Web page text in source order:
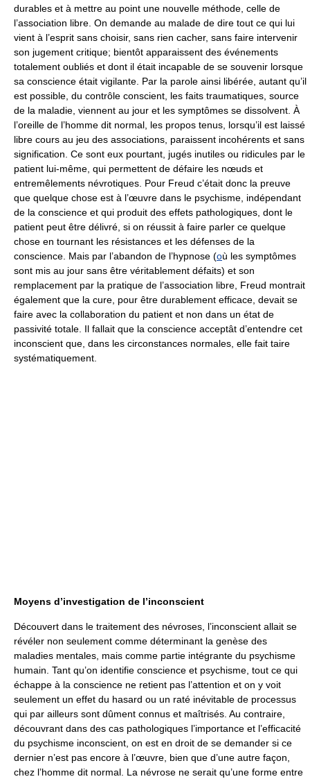
durables et à mettre au point une nouvelle méthode, celle de
l’association libre. On demande au malade de dire tout ce qui lui
vient à l’esprit sans choisir, sans rien cacher, sans faire intervenir
son jugement critique; bientôt apparaissent des événements
totalement oubliés et dont il était incapable de se souvenir lorsque
sa conscience était vigilante. Par la parole ainsi libérée, autant qu’il
est possible, du contrôle conscient, les faits traumatiques, source
de la maladie, viennent au jour et les symptômes se dissolvent. À
l’oreille de l’homme dit normal, les propos tenus, lorsqu’il est laissé
libre cours au jeu des associations, paraissent incohérents et sans
signification. Ce sont eux pourtant, jugés inutiles ou ridicules par le
patient lui-même, qui permettent de défaire les nœuds et
entremêlements névrotiques. Pour Freud c’était donc la preuve
que quelque chose est à l’œuvre dans le psychisme, indépendant
de la conscience et qui produit des effets pathologiques, dont le
patient peut être délivré, si on réussit à faire parler ce quelque
chose en tournant les résistances et les défenses de la
conscience. Mais par l’abandon de l’hypnose (où les symptômes
sont mis au jour sans être véritablement défaits) et son
remplacement par la pratique de l’association libre, Freud montrait
également que la cure, pour être durablement efficace, devait se
faire avec la collaboration du patient et non dans un état de
passivité totale. Il fallait que la conscience acceptât d’entendre cet
inconscient que, dans les circonstances normales, elle fait taire
systématiquement.
Moyens d’investigation de l’inconscient
Découvert dans le traitement des névroses, l’inconscient allait se
révéler non seulement comme déterminant la genèse des
maladies mentales, mais comme partie intégrante du psychisme
humain. Tant qu’on identifie conscience et psychisme, tout ce qui
échappe à la conscience ne retient pas l’attention et on y voit
seulement un effet du hasard ou un raté inévitable de processus
qui par ailleurs sont dûment connus et maîtrisés. Au contraire,
découvrant dans des cas pathologiques l’importance et l’efficacité
du psychisme inconscient, on est en droit de se demander si ce
dernier n’est pas encore à l’œuvre, bien que d’une autre façon,
chez l’homme dit normal. La névrose ne serait qu’une forme entre